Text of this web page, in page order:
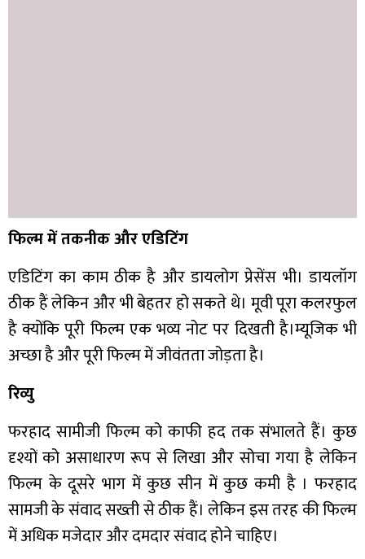
फिल्म में तकनीक और एडिटिंग
एडिटिंग का काम ठीक है और डायलोग प्रेसेंस भी। डायलॉग
ठीक हैं लेकिन और भी बेहतर हो सकते थे। मूवी पूरा कलरफुल
है क्योंकि पूरी फिल्म एक भव्य नोट पर दिखती है।म्यूजिक भी
अच्छा है और पूरी फिल्म में जीवंतता जोड़ता है।
रिव्यु
फरहाद सामीजी फिल्म को काफी हद तक संभालते हैं। कुछ
दृश्यों को असाधारण रूप से लिखा और सोचा गया है लेकिन
फिल्म के दूसरे भाग में कुछ सीन में कुछ कमी है । फरहाद
सामजी के संवाद सख्ती से ठीक हैं। लेकिन इस तरह की फिल्म
में अधिक मजेदार और दमदार संवाद होने चाहिए।